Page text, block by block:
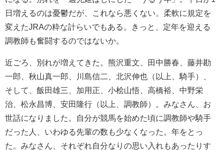
日増えるのは憂鬱だが、これなら悪くない。柔軟に規定を
変えたJRAの粋な計らいでもある。きっと、定年を迎える
調教師も奮闘するのではないか。
近ごろ、別れが増えてきた。熊沢重文、田中勝春、藤井勘
一郎、秋山真一郎、川島信二、北沢伸也（以上、騎手）、
そして、飯田雄三、加用正、小桧山悟、高橋裕、中野栄
治、松永昌博、安田隆行（以上、調教師）。みなさん、お
世話になりました。自分が競馬を始めた頃に調教師や騎手
だった人、いわゆる先輩の数も少なくなった。年をとっ
た。みなさん、それぞれ自分なりの思い入れもあったりす